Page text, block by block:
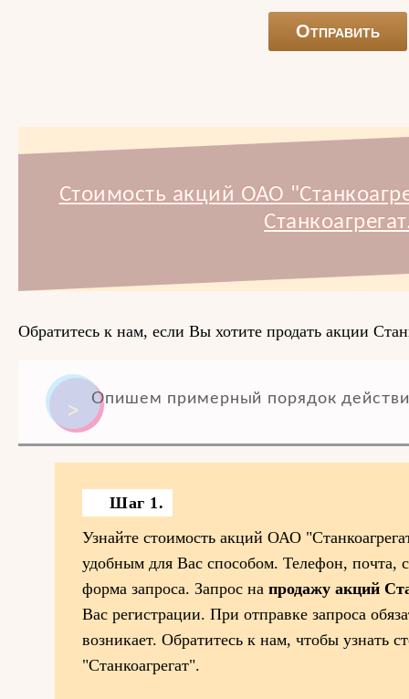
Стоимость акций ОАО
Обратитесь к нам, если Вы хотите продать акции
Опишем примерный порядок
Шаг 1.
Узнайте стоимость акций ОАО
удобным для Вас способом. Телефон, почта,
форма запроса. Запрос на продажу акций
Вас регистрации. При отправке запроса
возникает. Обратитесь к нам, чтобы узнать
"Станкоагрегат".